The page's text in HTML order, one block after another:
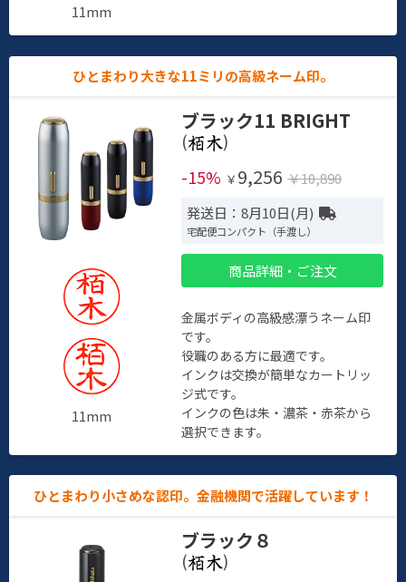
11mm
ひとまわり大きな11ミリの高級ネーム印。
11mm
ブラック11 BRIGHT
(
)
-15% ￥ 9,256 ￥10,890
発送日：8月10日(月)
宅配便コンパクト（手渡し）
商品詳細・ご注文
金属ボディの高級感漂うネーム印
です。
役職のある方に最適です。
インクは交換が簡単なカートリッ
ジ式です。
インクの色は朱・濃茶・赤茶から
選択できます。
ひとまわり小さめな認印。金融機関で活躍しています！
ブラック８
(
)